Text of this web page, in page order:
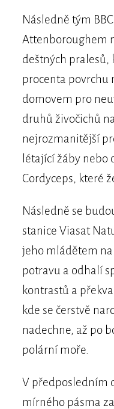
Následně tým
Attenboroughem
deštných pralesů,
procenta povrchu
domovem pro
druhů živočichů
nejrozmanitější
létající žáby nebo
Cordyceps, které
Následně se
stanice Viasat
jeho mládětem
potravu a odhalí
kontrastů a
kde se čerstvě
nadechne, až po
polární moře.
V předposledním
mírného pásma